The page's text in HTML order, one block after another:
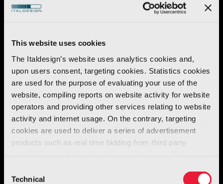
This website uses cookies
The Italdesign’s website uses analytics cookies and,
upon users consent, targeting cookies. Statistics cookies
are used for the purpose of evaluating your use of the
website, compiling reports on website activity for website
operators and providing other services relating to website
activity and internet usage. On the contrary, targeting
cookies are used to deliver a series of advertisement
products such as real time bidding from third party
Selection
Technical